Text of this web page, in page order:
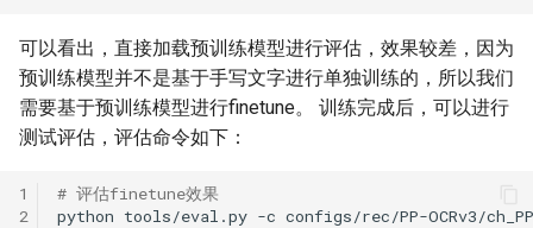
可以看出，直接加载预训练模型进行评估，效果较差，因为
预训练模型并不是基于手写文字进行单独训练的，所以我们
需要基于预训练模型进行finetune。 训练完成后，可以进行
测试评估，评估命令如下：
1
2
# 评估finetune效果
python tools/eval.py -c configs/rec/PP-OCRv3/